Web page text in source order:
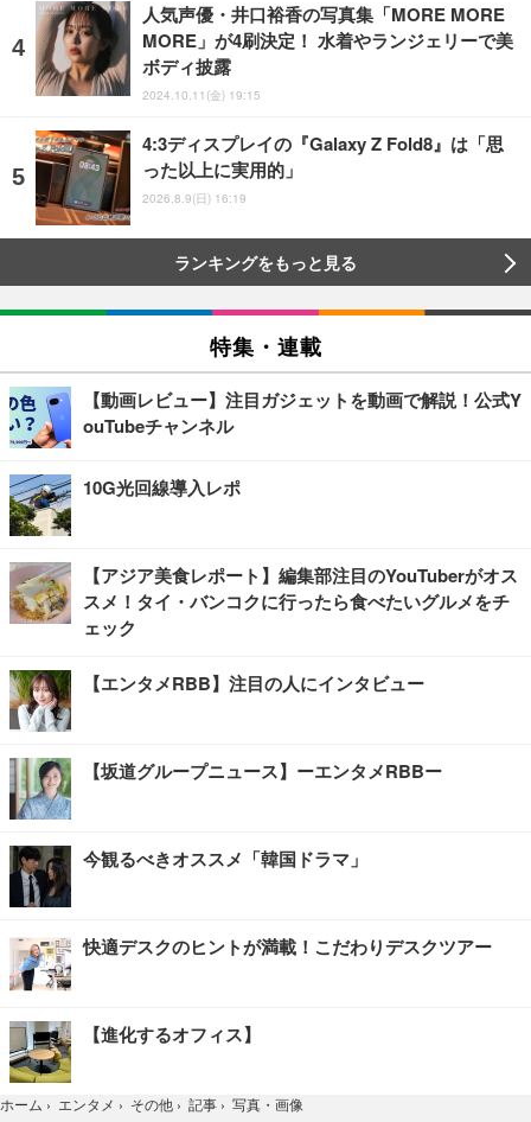
人気声優・井口裕香の写真集「MORE MORE
MORE」が4刷決定！ 水着やランジェリーで美
ボディ披露
2024.10.11(金) 19:15
4:3ディスプレイの『Galaxy Z Fold8』は「思
った以上に実用的」
2026.8.9(日) 16:19
ランキングをもっと見る
特集・連載
【動画レビュー】注目ガジェットを動画で解説！公式Y
ouTubeチャンネル
10G光回線導入レポ
【アジア美食レポート】編集部注目のYouTuberがオス
スメ！タイ・バンコクに行ったら食べたいグルメをチ
ェック
【エンタメRBB】注目の人にインタビュー
【坂道グループニュース】ーエンタメRBBー
今観るべきオススメ「韓国ドラマ」
快適デスクのヒントが満載！こだわりデスクツアー
【進化するオフィス】
ホーム › エンタメ › その他 › 記事 › 写真・画像